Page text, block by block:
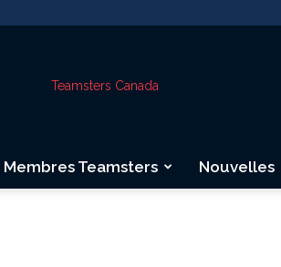
Membres Teamsters Nouvelles